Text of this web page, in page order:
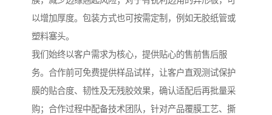
以增加厚度。包装方式也可按需定制，例如无胶纸管或
塑料塞头。
我们始终以客户需求为核心，提供贴心的售前售后服
务。合作前可免费提供样品试样，让客户直观测试保护
膜的贴合度、韧性及无残胶效果，确认适配后再批量采
购；合作过程中配备技术团队，针对产品覆膜工艺、撕